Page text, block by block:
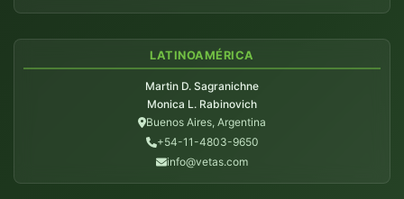
LATINOAMÉRICA
Martin D. Sagranichne
Monica L. Rabinovich
Buenos Aires, Argentina
+54-11-4803-9650
info@vetas.com